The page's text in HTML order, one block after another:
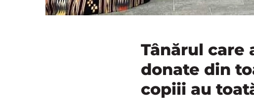
Tânărul care
donate din
copiii au